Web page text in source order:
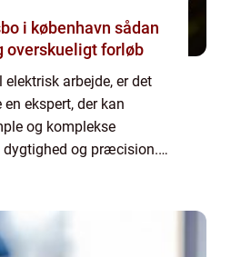
københavn sådan
overskueligt forløb
arbejde, er det
ekspert, der kan
og komplekse
og præcision.